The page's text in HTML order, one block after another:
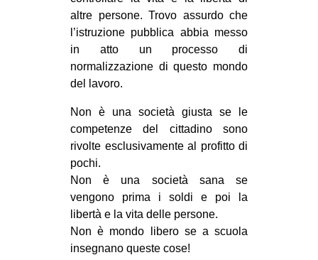
altre persone. Trovo assurdo che
l’istruzione pubblica abbia messo
in atto un processo di
normalizzazione di questo mondo
del lavoro.
Non è una società giusta se le
competenze del cittadino sono
rivolte esclusivamente al profitto di
pochi.
Non è una società sana se
vengono prima i soldi e poi la
libertà e la vita delle persone.
Non è mondo libero se a scuola
insegnano queste cose!